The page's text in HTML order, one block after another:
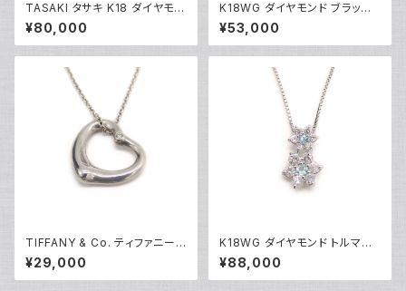
TASAKI タサキ K18 ダイヤモン
ド パールネックレス 18金 Y05
014
¥80,000
K18WG ダイヤモンド ブラック
ダイヤ フラワーデザイン ペンダ
ント ネックレス 18金 ホワイトゴ
ールド アズキチェーン Y05103
¥53,000
TIFFANY & Co. ティファニー
エレサペレッティ オープンハー
ト 1Pダイヤ ペンダント ネックレ
ス シルバー925 アズキチェーン
¥29,000
K18WG ダイヤモンド トルマリ
ン フラワーデザイン ペンダント
ネックレス 18金 ホワイトゴール
ド ベネチアンチェーン Y05100
¥88,000